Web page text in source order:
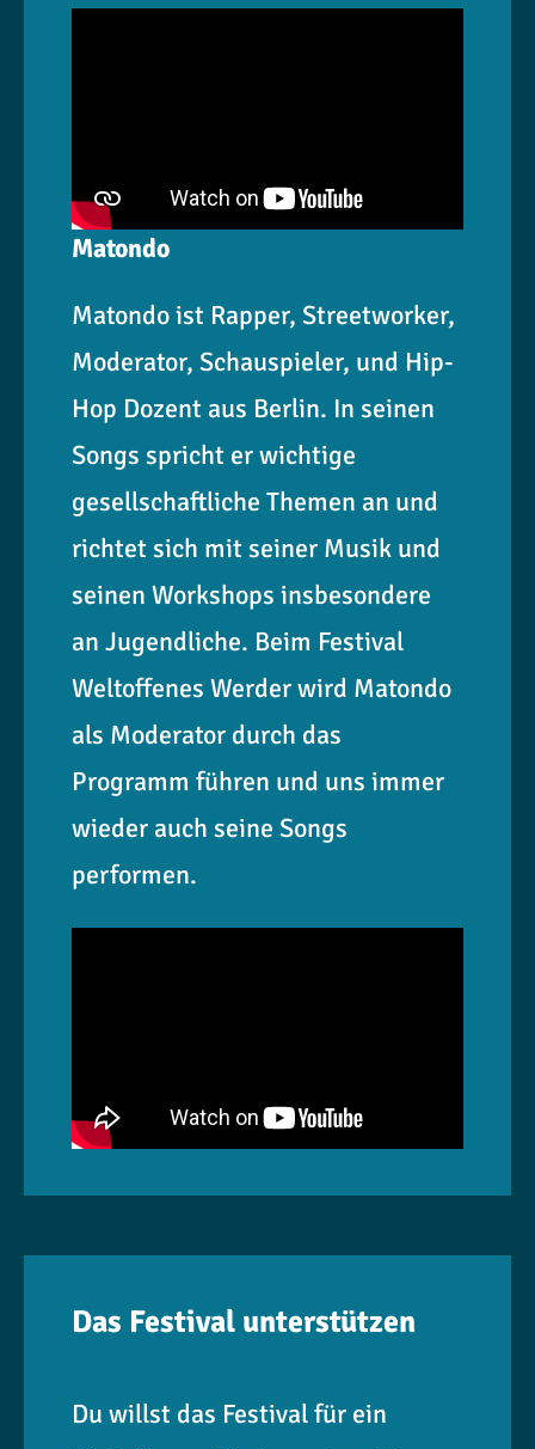
Matondo
Matondo ist Rapper, Streetworker,
Moderator, Schauspieler, und Hip-
Hop Dozent aus Berlin. In seinen
Songs spricht er wichtige
gesellschaftliche Themen an und
richtet sich mit seiner Musik und
seinen Workshops insbesondere
an Jugendliche. Beim Festival
Weltoffenes Werder wird Matondo
als Moderator durch das
Programm führen und uns immer
wieder auch seine Songs
performen.
Das Festival unterstützen
Du willst das Festival für ein